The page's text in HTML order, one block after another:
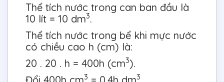
Thể tích nước trong can ban đầu là
10 lít = 10 dm3.
Thể tích nước trong bể khi mực nước
có chiều cao h (cm) là:
20 . 20 . h = 400h (cm3).
3 3